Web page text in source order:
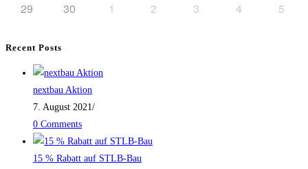
29 30 1 2 3 4 5
Recent Posts
nextbau Aktion
7. August 2021/
0 Comments
15 % Rabatt auf STLB-Bau